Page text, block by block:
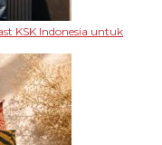
KSK Indonesia untuk